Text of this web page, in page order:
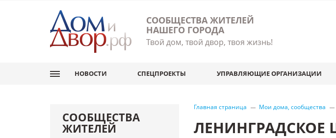
СООБЩЕСТВА ЖИТЕЛЕЙ
НАШЕГО ГОРОДА
Твой дом, твой двор, твоя жизнь!
НОВОСТИ СПЕЦПРОЕКТЫ УПРАВЛЯЮЩИЕ ОРГАНИЗАЦИИ
Главная страница Мои дома, сообщества
ЛЕНИНГРАДСКОЕ
СООБЩЕСТВА
ЖИТЕЛЕЙ